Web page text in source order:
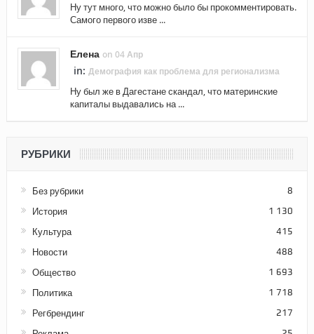
Ну тут много, что можно было бы прокомментировать.
Самого первого изве ...
Елена on 04 Апр
in: Демография как проблема для регионализма
Ну был же в Дагестане скандал, что материнские
капиталы выдавались на ...
РУБРИКИ
Без рубрики 8
История 1 130
Культура 415
Новости 488
Общество 1 693
Политика 1 718
Регбрендинг 217